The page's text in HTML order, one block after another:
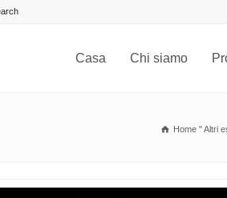
Casa Chi siamo
Home "Altri